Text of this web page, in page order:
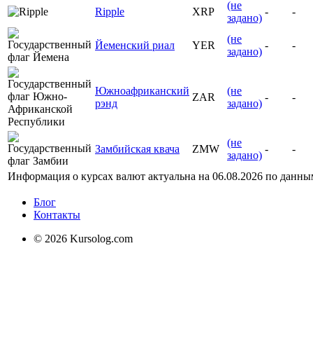
Ripple XRP
(не
задано)
- -
Йеменский риал YER
(не
задано)
- -
Южноафриканский
рэнд
ZAR
(не
задано)
- -
Замбийская квача ZMW
(не
задано)
- -
Информация о курсах валют актуальна на 06.08.2026 по
Блог
Контакты
© 2026 Kursolog.com